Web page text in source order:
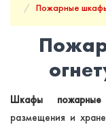
Пожарные
Шкафы
размещения и